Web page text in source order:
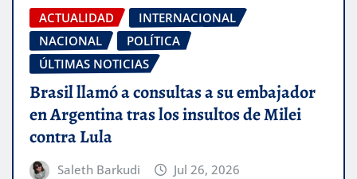
ACTUALIDAD
INTERNACIONAL
NACIONAL
POLÍTICA
ÚLTIMAS NOTICIAS
Brasil llamó a consultas a su embajador
en Argentina tras los insultos de Milei
contra Lula
Saleth Barkudi Jul 26, 2026